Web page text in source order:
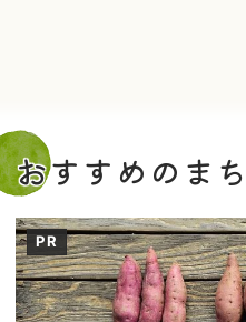
おすすめのまち
PR